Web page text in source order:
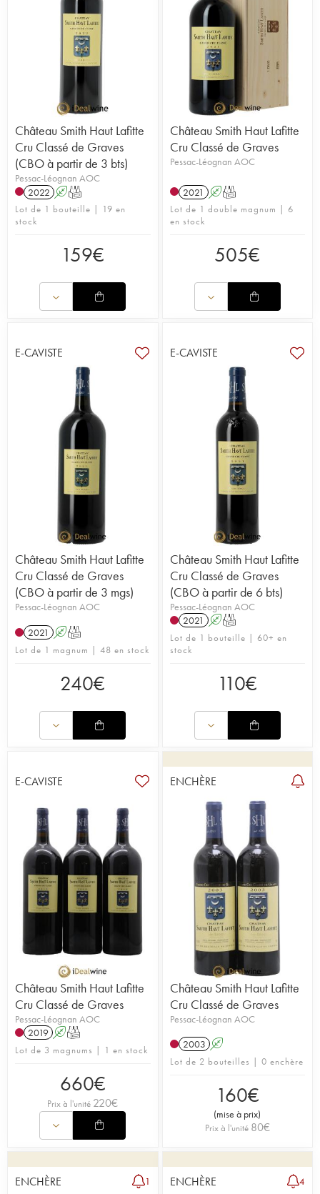
Château Smith Haut Lafitte
Cru Classé de Graves
(CBO à partir de 3 bts)
Pessac-Léognan AOC
2022 AT
Lot de 1 bouteille | 19 en
stock
159€
Château Smith Haut Lafitte
Cru Classé de Graves
Pessac-Léognan AOC
2021 AT
Lot de 1 double magnum | 6
en stock
505€
E-CAVISTE
Château Smith Haut Lafitte
Cru Classé de Graves
(CBO à partir de 3 mgs)
Pessac-Léognan AOC
2021 AT
Lot de 1 magnum | 48 en stock
240€
E-CAVISTE
Château Smith Haut Lafitte
Cru Classé de Graves
(CBO à partir de 6 bts)
Pessac-Léognan AOC
2021 AT
Lot de 1 bouteille | 60+ en
stock
110€
E-CAVISTE
Château Smith Haut Lafitte
Cru Classé de Graves
Pessac-Léognan AOC
2019 AT
Lot de 3 magnums | 1 en stock
660€
Prix à l'unité 220€
ENCHÈRE
Château Smith Haut Lafitte
Cru Classé de Graves
Pessac-Léognan AOC
2003 A
Lot de 2 bouteilles | 0 enchère
160€
(mise à prix)
Prix à l'unité 80€
ENCHÈRE 1 ENCHÈRE 4